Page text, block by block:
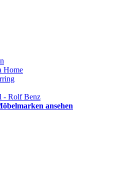
Home
- Rolf Benz
ansehen